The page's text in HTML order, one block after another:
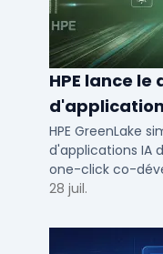
HPE lance
cloud privé
HPE GreenLake
d'applications IA
one-click co-
de PME et ETI :
28 juil.